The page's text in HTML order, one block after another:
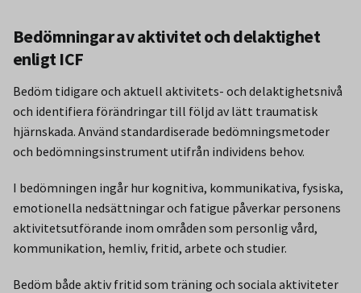
Bedömningar av aktivitet och delaktighet
enligt ICF
Bedöm tidigare och aktuell aktivitets- och delaktighetsnivå
och identifiera förändringar till följd av lätt traumatisk
hjärnskada. Använd standardiserade bedömningsmetoder
och bedömningsinstrument utifrån individens behov.
I bedömningen ingår hur kognitiva, kommunikativa, fysiska,
emotionella nedsättningar och fatigue påverkar personens
aktivitetsutförande inom områden som personlig vård,
kommunikation, hemliv, fritid, arbete och studier.
Bedöm både aktiv fritid som träning och sociala aktiviteter